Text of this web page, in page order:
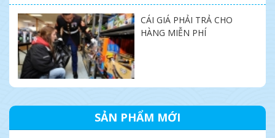
CÁI GIÁ PHẢI TRẢ CHO
HÀNG MIỄN PHÍ
SẢN PHẨM MỚI